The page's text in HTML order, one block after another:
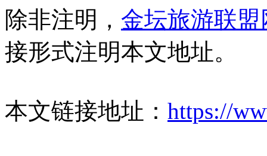
除非注明， 金坛旅游联盟
接形式注明本文地址。
本文链接地址： https://